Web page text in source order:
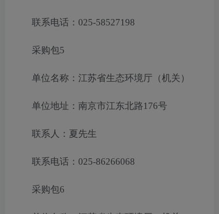
联系电话：025-58527198
采购包5
单位名称：江苏省生态环境厅（机关）
单位地址：南京市江东北路176号
联系人：夏先生
联系电话：025-86266068
采购包6